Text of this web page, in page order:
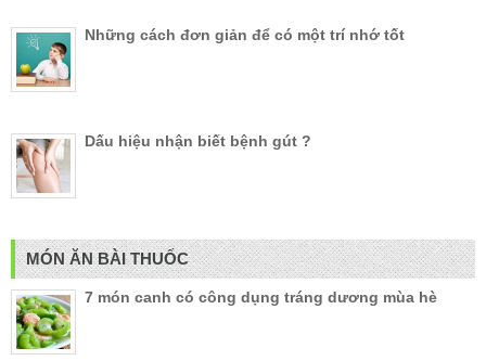
Những cách đơn giản để có một trí nhớ tốt
Dấu hiệu nhận biết bệnh gút ?
MÓN ĂN BÀI THUỐC
7 món canh có công dụng tráng dương mùa hè